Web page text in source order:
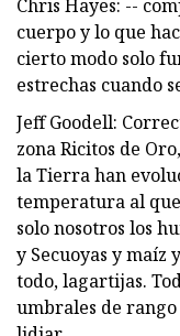
Chris Hayes: --
cuerpo y lo que
cierto modo solo
estrechas cuando
Jeff Goodell:
zona Ricitos de
la Tierra han
temperatura al
solo nosotros los
y Secuoyas y maíz
todo, lagartijas.
umbrales de